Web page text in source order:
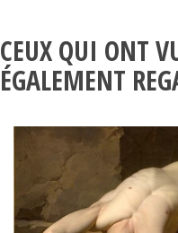
CEUX QUI ONT
ÉGALEMENT